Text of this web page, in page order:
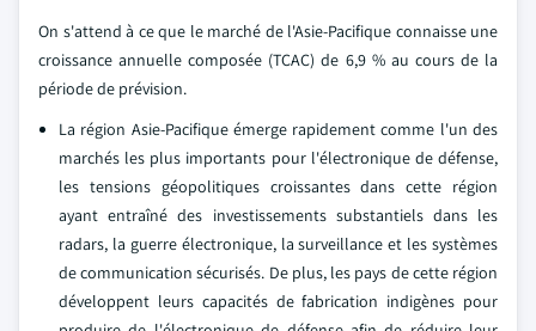
On s'attend à ce que le marché de l'Asie-Pacifique connaisse une
croissance annuelle composée (TCAC) de 6,9 % au cours de la
période de prévision.
La région Asie-Pacifique émerge rapidement comme l'un des
marchés les plus importants pour l'électronique de défense,
les tensions géopolitiques croissantes dans cette région
ayant entraîné des investissements substantiels dans les
radars, la guerre électronique, la surveillance et les systèmes
de communication sécurisés. De plus, les pays de cette région
développent leurs capacités de fabrication indigènes pour